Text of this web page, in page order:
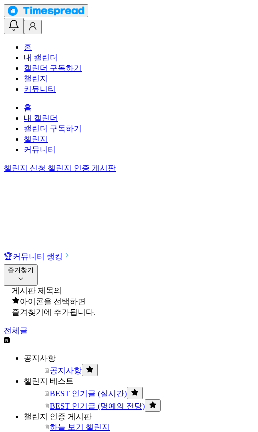
홈
내 캘린더
캘린더 구독하기
챌린지
커뮤니티
홈
내 캘린더
캘린더 구독하기
챌린지
커뮤니티
챌린지 신청 챌린지 인증 게시판
🏆커뮤니티 랭킹
즐겨찾기
게시판 제목의
아이콘을 선택하면
즐겨찾기에 추가됩니다.
전체글
공지사항
공지사항
챌린지 베스트
BEST 인기글 (실시간)
BEST 인기글 (명예의 전당)
챌린지 인증 게시판
하늘 보기 챌린지